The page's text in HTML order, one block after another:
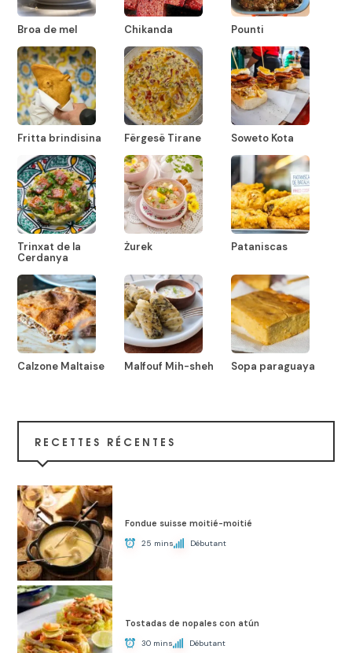
Broa de mel Chikanda Pounti
Fritta brindisina Fërgesë Tirane Soweto Kota
Trinxat de la
Cerdanya
Żurek Pataniscas
Calzone Maltaise Malfouf Mih-sheh Sopa paraguaya
RECETTES RÉCENTES
Fondue suisse moitié-moitié
25 mins Débutant
Tostadas de nopales con atún
30 mins Débutant